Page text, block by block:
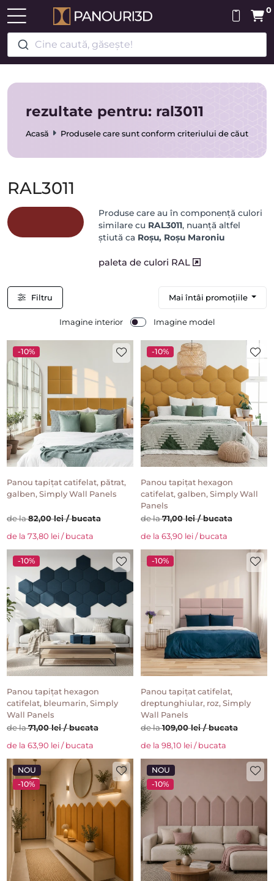
Cine caută, găsește!
0
rezultate pentru: ral3011
Acasă Produsele care sunt conform criteriului de căutare
RAL3011
Produse care au în componență culori
similare cu RAL3011, nuanță altfel
știută ca Roșu, Roșu Maroniu
paleta de culori RAL
Filtru Mai întâi promoțiile
Imagine interior Imagine model
-10%
Panou tapițat catifelat, pătrat,
galben, Simply Wall Panels
de la82,00 lei / bucata
de la 73,80 lei / bucata
-10%
Panou tapițat hexagon
catifelat, galben, Simply Wall
Panels
de la71,00 lei / bucata
de la 63,90 lei / bucata
-10%
Panou tapițat hexagon
catifelat, bleumarin, Simply
Wall Panels
de la71,00 lei / bucata
de la 63,90 lei / bucata
-10%
Panou tapițat catifelat,
dreptunghiular, roz, Simply
Wall Panels
de la109,00 lei / bucata
de la 98,10 lei / bucata
NOU
-10%
NOU
-10%